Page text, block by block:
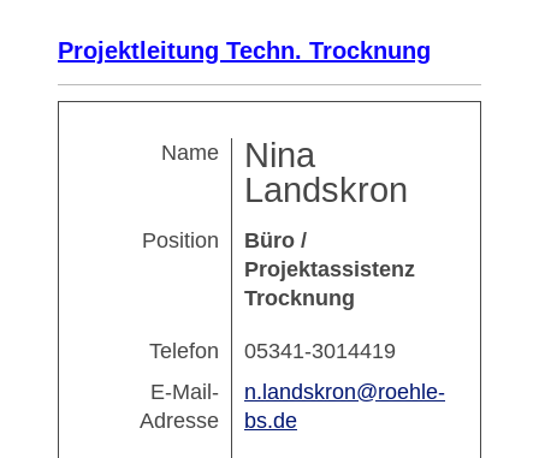
Projektleitung Techn. Trocknung
Name
Nina
Landskron
Position
Büro /
Projektassistenz
Trocknung
Telefon
05341-3014419
E-Mail-
Adresse
n.landskron@roehle-
bs.de